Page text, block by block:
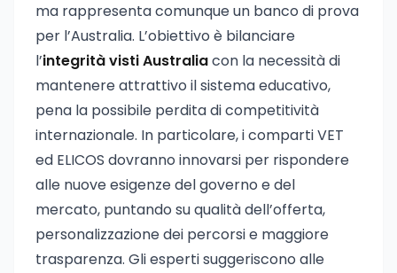
ma rappresenta comunque un banco di prova
per l’Australia. L’obiettivo è bilanciare
l’integrità visti Australiacon la necessità di
mantenere attrattivo il sistema educativo,
pena la possibile perdita di competitività
internazionale. In particolare, i comparti VET
ed ELICOS dovranno innovarsi per rispondere
alle nuove esigenze del governo e del
mercato, puntando su qualità dell’offerta,
personalizzazione dei percorsi e maggiore
trasparenza. Gli esperti suggeriscono alle